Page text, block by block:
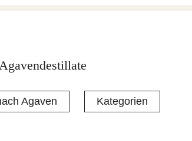
Agaven Kategorien